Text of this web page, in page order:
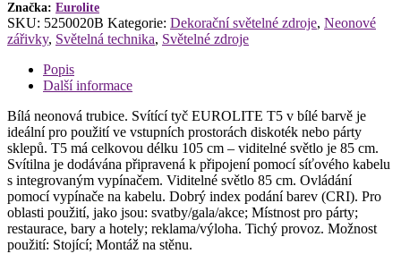
Značka: Eurolite
SKU: 5250020B Kategorie: Dekorační světelné zdroje, Neonové
zářivky, Světelná technika, Světelné zdroje
Popis
Další informace
Bílá neonová trubice. Svítící tyč EUROLITE T5 v bílé barvě je
ideální pro použití ve vstupních prostorách diskoték nebo párty
sklepů. T5 má celkovou délku 105 cm – viditelné světlo je 85 cm.
Svítilna je dodávána připravená k připojení pomocí síťového kabelu
s integrovaným vypínačem. Viditelné světlo 85 cm. Ovládání
pomocí vypínače na kabelu. Dobrý index podání barev (CRI). Pro
oblasti použití, jako jsou: svatby/gala/akce; Místnost pro párty;
restaurace, bary a hotely; reklama/výloha. Tichý provoz. Možnost
použití: Stojící; Montáž na stěnu.